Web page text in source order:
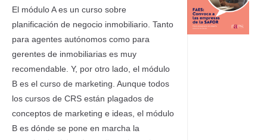
El módulo A es un curso sobre
planificación de negocio inmobiliario. Tanto
para agentes autónomos como para
gerentes de inmobiliarias es muy
recomendable. Y, por otro lado, el módulo
B es el curso de marketing. Aunque todos
los cursos de CRS están plagados de
conceptos de marketing e ideas, el módulo
B es dónde se pone en marcha la